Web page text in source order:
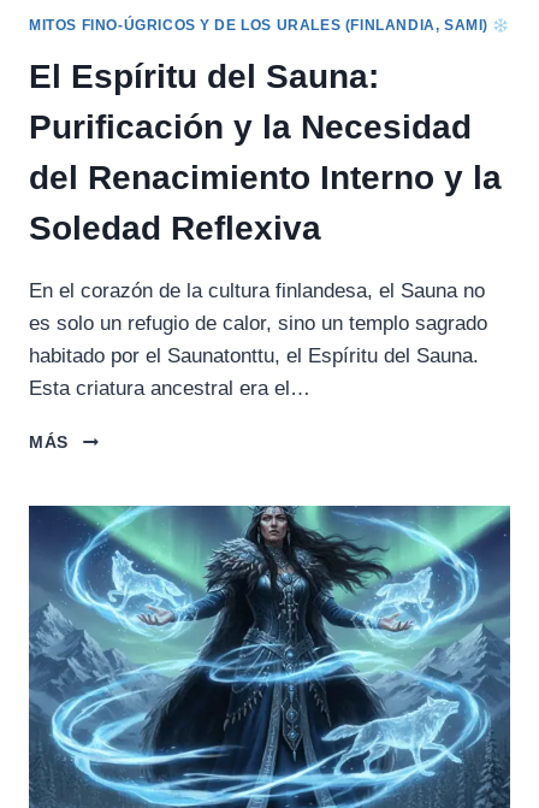
MITOS FINO-ÚGRICOS Y DE LOS URALES (FINLANDIA, SAMI)
El Espíritu del Sauna:
Purificación y la Necesidad
del Renacimiento Interno y la
Soledad Reflexiva
En el corazón de la cultura finlandesa, el Sauna no
es solo un refugio de calor, sino un templo sagrado
habitado por el Saunatonttu, el Espíritu del Sauna.
Esta criatura ancestral era el…
MÁS
EL
SAUNA:
PURIFICACIÓN
Y
LA
NECESIDAD
DEL
RENACIMIENTO
INTERNO
Y
LA
SOLEDAD
REFLEXIVA